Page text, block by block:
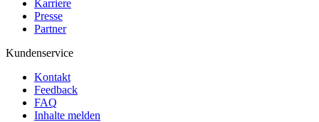
Karriere
Presse
Partner
Kundenservice
Kontakt
Feedback
FAQ
Inhalte melden